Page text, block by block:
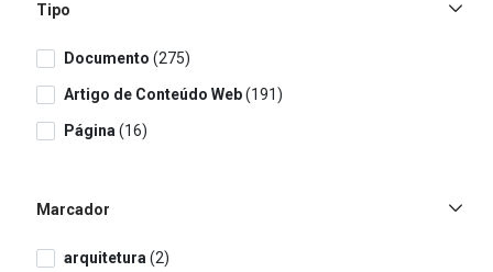
Tipo
Documento (275)
Artigo de Conteúdo Web(191)
Página (16)
Marcador
arquitetura (2)